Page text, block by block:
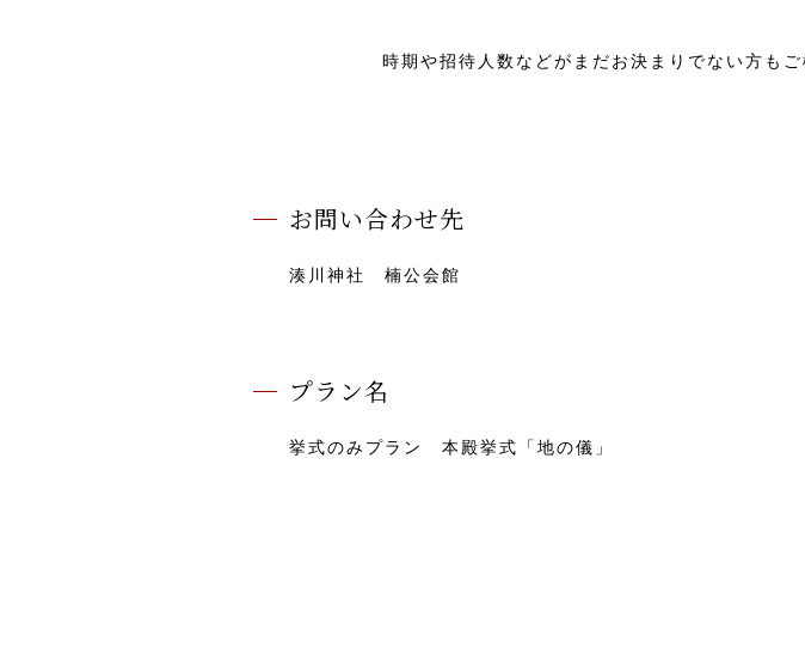
時期や招待人数などがまだお決まりでない方も
お問い合わせ先
湊川神社 楠公会館
プラン名
挙式のみプラン 本殿挙式「地の儀」